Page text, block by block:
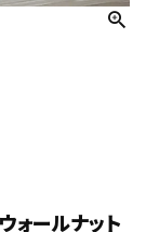
ォールナット